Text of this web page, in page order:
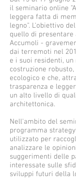
il seminario online
leggera fatta di
legno". L'obiettivo
quello di
Accumoli -
dai terremoti nel
e i suoi residenti, un
costruzione
ecologico e che,
trasparenza e
un alto livello di
architettonica.
Nell'ambito del
programma
utilizzato per
analizzare le
suggerimenti delle
interessate sulle
sviluppi futuri della